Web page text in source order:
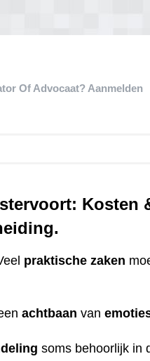
Of Advocaat? Aanmelden
Kosten
praktische zaken
achtbaan van
soms behoorlijk in